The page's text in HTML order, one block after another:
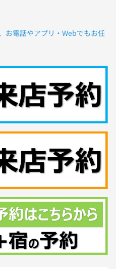
お電話やアプリ・Webでもお任